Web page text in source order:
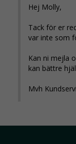
Hej Molly,
Tack för er
var inte som
Kan ni mejla
kan bättre
Mvh